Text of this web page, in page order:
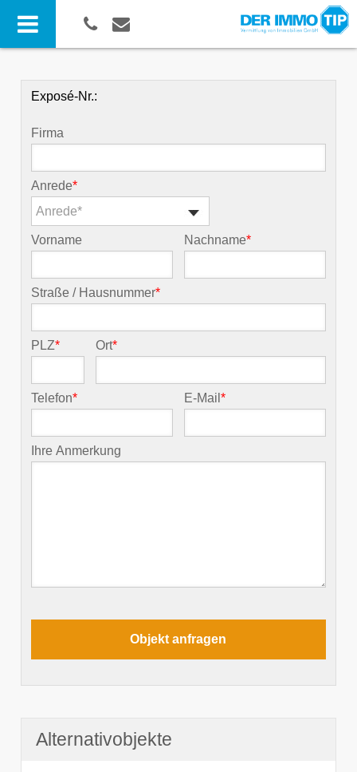
Exposé-Nr.:
Firma
Anrede*
Anrede*
Vorname Nachname*
Straße / Hausnummer*
PLZ* Ort*
Telefon* E-Mail*
Ihre Anmerkung
Alternativobjekte